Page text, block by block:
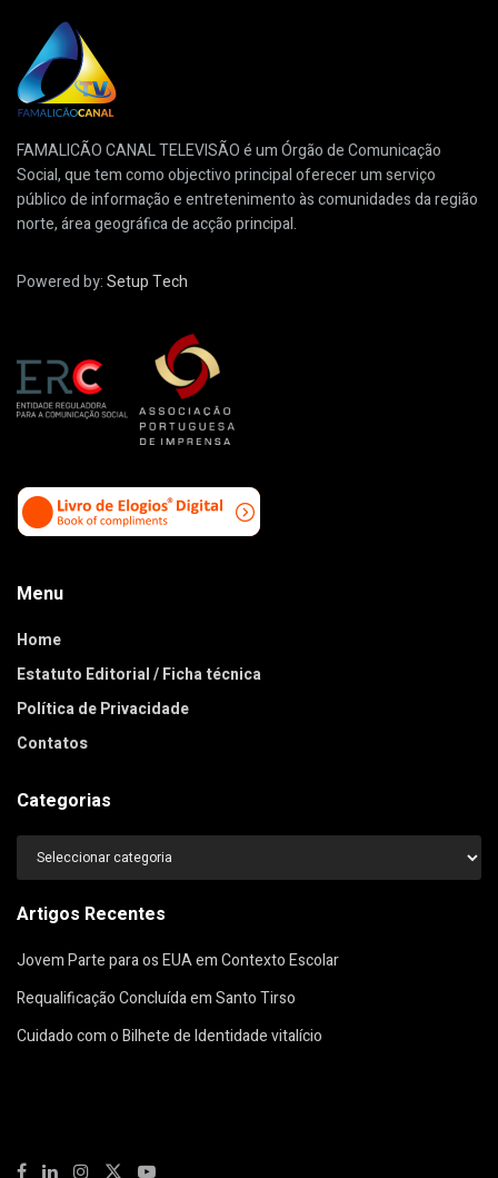
FAMALICÃO CANAL TELEVISÃO é um Órgão de Comunicação
Social, que tem como objectivo principal oferecer um serviço
público de informação e entretenimento às comunidades da região
norte, área geográfica de acção principal.
Powered by:Setup Tech
Menu
Home
Estatuto Editorial / Ficha técnica
Política de Privacidade
Contatos
Categorias
Categorias
Artigos Recentes
Jovem Parte para os EUA em Contexto Escolar
Requalificação Concluída em Santo Tirso
Cuidado com o Bilhete de Identidade vitalício